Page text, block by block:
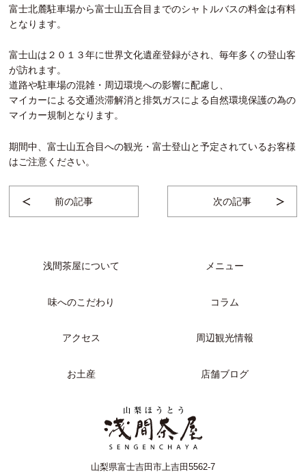
富士北麓駐車場から富士山五合目までのシャトルバスの料金は有料
となります。
富士山は２０１３年に世界文化遺産登録がされ、毎年多くの登山客
が訪れます。
道路や駐車場の混雑・周辺環境への影響に配慮し、
マイカーによる交通渋滞解消と排気ガスによる自然環境保護の為の
マイカー規制となります。
期間中、富士山五合目への観光・富士登山と予定されているお客様
はご注意ください。
前の記事 次の記事
浅間茶屋について メニュー
味へのこだわり コラム
アクセス 周辺観光情報
お土産 店舗ブログ
山梨県富士吉田市上吉田5562-7